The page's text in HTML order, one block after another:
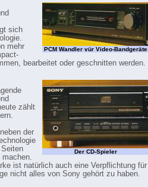
PCM Wandler vür Video-Bandgeräte
sich
mehr
bearbeitet oder geschnitten werden.
Der CD-Spieler
zählt
der
machen.
ist natürlich auch eine Verpflichtung für
nicht alles von Sony gehört zu haben.